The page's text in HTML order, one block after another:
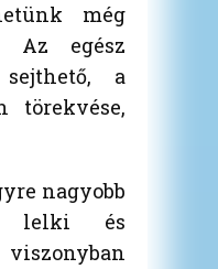
még
Az egész
a
törekvése,
nagyobb
lelki és